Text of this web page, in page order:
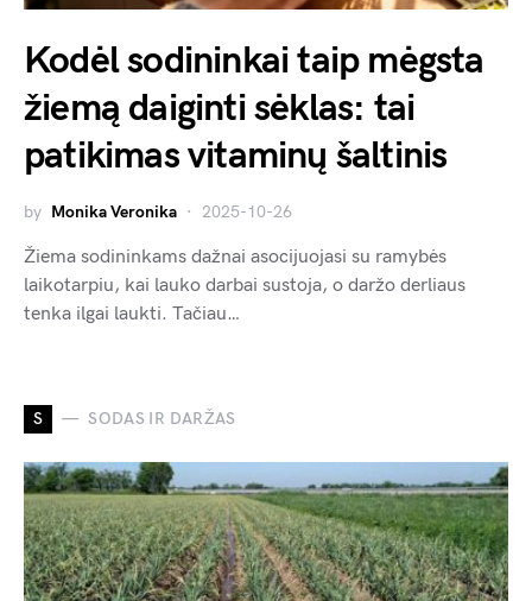
Kodėl sodininkai taip mėgsta
žiemą daiginti sėklas: tai
patikimas vitaminų šaltinis
by Monika Veronika 2025-10-26
Žiema sodininkams dažnai asocijuojasi su ramybės
laikotarpiu, kai lauko darbai sustoja, o daržo derliaus
tenka ilgai laukti. Tačiau…
S SODAS IR DARŽAS